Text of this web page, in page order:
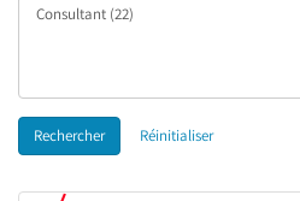
Rechercher Réinitialiser